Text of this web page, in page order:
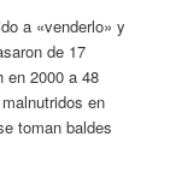
a «venderlo» y
de 17
en 2000 a 48
en
toman baldes